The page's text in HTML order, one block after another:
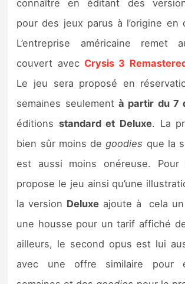
connaître en éditant des
pour des jeux parus à l’origine en
L’entreprise américaine remet
couvert avec Crysis 3
Le jeu sera proposé en
semaines seulement à partir du 7
éditions standard et Deluxe. La
bien sûr moins degoodies que la
est aussi moins onéreuse. Pour
propose le jeu ainsi qu’une
la version Deluxeajoute à cela un
une housse pour un tarif affiché
ailleurs, le second opus est lui
avec une offre similaire pour